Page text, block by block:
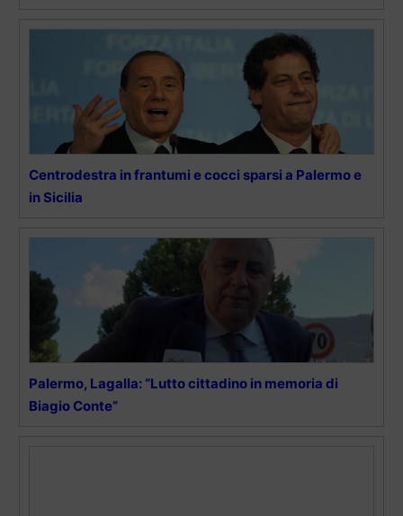
Centrodestra in frantumi e cocci sparsi a Palermo e
in Sicilia
Palermo, Lagalla: “Lutto cittadino in memoria di
Biagio Conte”